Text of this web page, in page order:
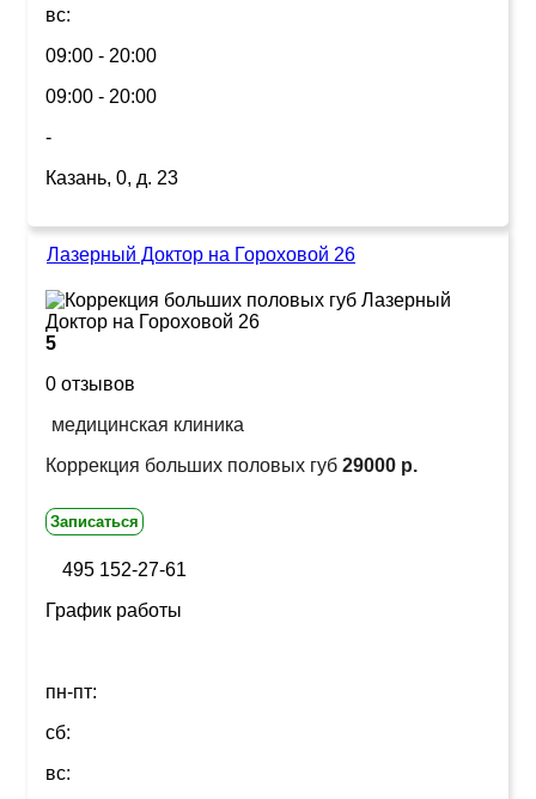
вс:
09:00 - 20:00
09:00 - 20:00
-
Казань, 0, д. 23
Лазерный Доктор на Гороховой 26
5
0 отзывов
медицинская клиника
Коррекция больших половых губ 29000 р.
Записаться
495 152-27-61
График работы
пн-пт:
сб:
вс: